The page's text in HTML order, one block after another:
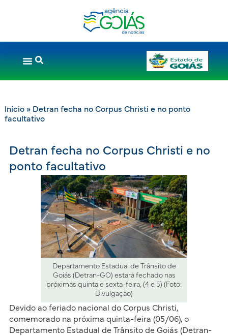
Início» Detran fecha no Corpus Christi e no ponto
facultativo
Detran fecha no Corpus Christi e no
ponto facultativo
Departamento Estadual de Trânsito de
Goiás (Detran-GO) estará fechado nas
próximas quinta e sexta-feira, (4 e 5) (Foto:
Divulgação)
Devido ao feriado nacional do Corpus Christi,
comemorado na próxima quinta-feira (05/06), o
Departamento Estadual de Trânsito de Goiás (Detran-